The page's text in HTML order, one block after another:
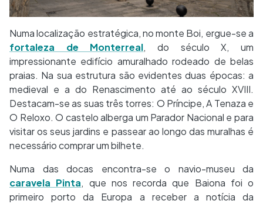
Numa localização estratégica, no monte Boi, ergue-se a
fortaleza de Monterreal, do século X, um
impressionante edifício amuralhado rodeado de belas
praias. Na sua estrutura são evidentes duas épocas: a
medieval e a do Renascimento até ao século XVIII.
Destacam-se as suas três torres: O Príncipe, A Tenaza e
O Reloxo. O castelo alberga um Parador Nacional e para
visitar os seus jardins e passear ao longo das muralhas é
necessário comprar um bilhete.
Numa das docas encontra-se o navio-museu da
caravela Pinta, que nos recorda que Baiona foi o
primeiro porto da Europa a receber a notícia da